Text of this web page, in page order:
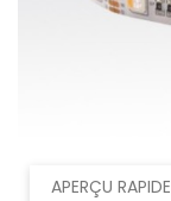
APERÇU RAPIDE